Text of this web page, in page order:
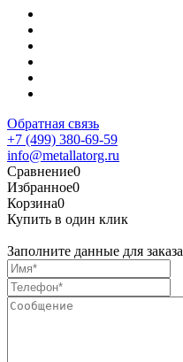
Обратная связь
+7 (499) 380-69-59
info@metallatorg.ru
Сравнение0
Избранное0
Корзина0
Купить в один клик
Заполните данные для заказа